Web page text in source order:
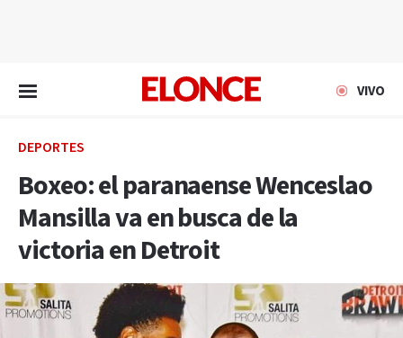
VIVO
DEPORTES
Boxeo: el paranaense Wenceslao
Mansilla va en busca de la
victoria en Detroit